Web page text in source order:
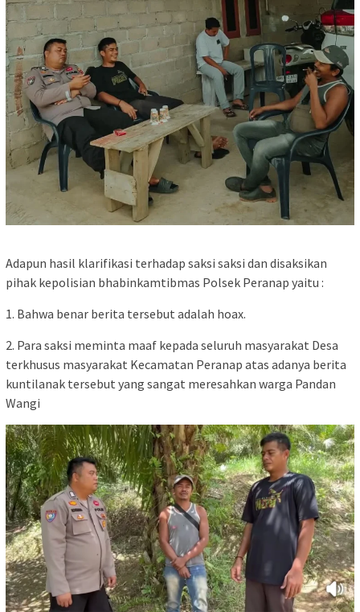
Adapun hasil klarifikasi terhadap saksi saksi dan disaksikan
pihak kepolisian bhabinkamtibmas Polsek Peranap yaitu :
1. Bahwa benar berita tersebut adalah hoax.
2. Para saksi meminta maaf kepada seluruh masyarakat Desa
terkhusus masyarakat Kecamatan Peranap atas adanya berita
kuntilanak tersebut yang sangat meresahkan warga Pandan
Wangi